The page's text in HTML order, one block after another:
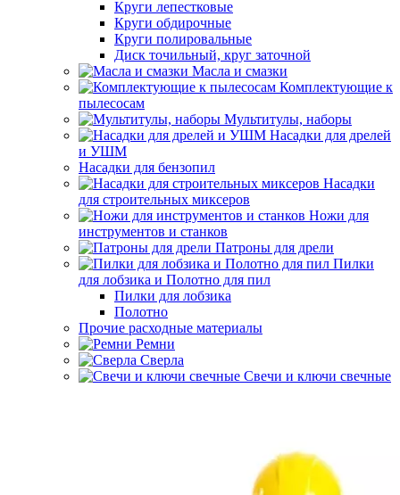
Круги лепестковые
Круги обдирочные
Круги полировальные
Диск точильный, круг заточной
Масла и смазки
Комплектующие к
пылесосам
Мультитулы, наборы
Насадки для дрелей
и УШМ
Насадки для бензопил
Насадки
для строительных миксеров
Ножи для
инструментов и станков
Патроны для дрели
Пилки
для лобзика и Полотно для пил
Пилки для лобзика
Полотно
Прочие расходные материалы
Ремни
Сверла
Свечи и ключи свечные